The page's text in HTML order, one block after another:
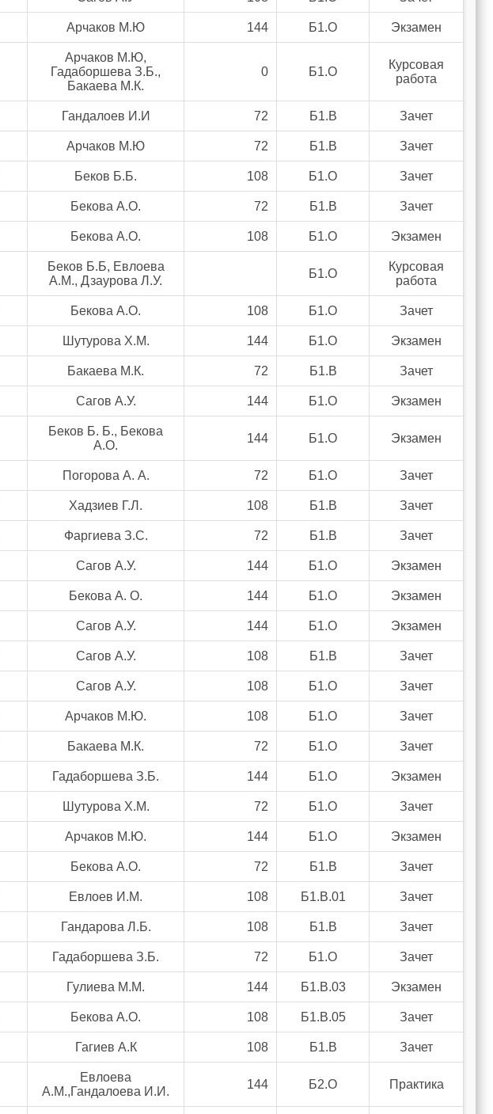
Арчаков М.Ю 144 Б1.О Экзамен
Арчаков М.Ю,
Гадаборшева З.Б.,
Бакаева М.К.
0 Б1.О
Курсовая
работа
Гандалоев И.И 72 Б1.В Зачет
Арчаков М.Ю 72 Б1.В Зачет
Беков Б.Б. 108 Б1.О Зачет
Бекова А.О. 72 Б1.В Зачет
Бекова А.О. 108 Б1.О Экзамен
Беков Б.Б, Евлоева
А.М., Дзаурова Л.У.
Б1.О
Курсовая
работа
Бекова А.О. 108 Б1.О Зачет
Шутурова Х.М. 144 Б1.О Экзамен
Бакаева М.К. 72 Б1.В Зачет
Сагов А.У. 144 Б1.О Экзамен
Беков Б. Б., Бекова
А.О.
144 Б1.О Экзамен
Погорова А. А. 72 Б1.О Зачет
Хадзиев Г.Л. 108 Б1.В Зачет
Фаргиева З.С. 72 Б1.В Зачет
Сагов А.У. 144 Б1.О Экзамен
Бекова А. О. 144 Б1.О Экзамен
Сагов А.У. 144 Б1.О Экзамен
Сагов А.У. 108 Б1.В Зачет
Сагов А.У. 108 Б1.О Зачет
Арчаков М.Ю. 108 Б1.О Зачет
Бакаева М.К. 72 Б1.О Зачет
Гадаборшева З.Б. 144 Б1.О Экзамен
Шутурова Х.М. 72 Б1.О Зачет
Арчаков М.Ю. 144 Б1.О Экзамен
Бекова А.О. 72 Б1.В Зачет
Евлоев И.М. 108 Б1.В.01 Зачет
Гандарова Л.Б. 108 Б1.В Зачет
Гадаборшева З.Б. 72 Б1.О Зачет
Гулиева М.М. 144 Б1.В.03 Экзамен
Бекова А.О. 108 Б1.В.05 Зачет
Гагиев А.К 108 Б1.В Зачет
Евлоева
А.М.,Гандалоева И.И.
144 Б2.О Практика